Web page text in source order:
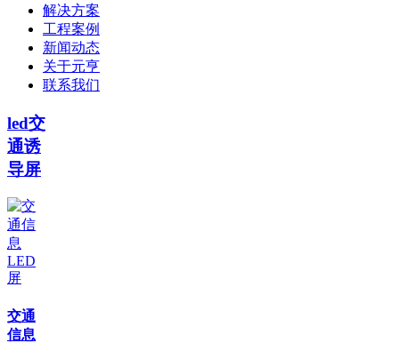
解决方案
工程案例
新闻动态
关于元亨
联系我们
led交
通诱
导屏
交通
信息